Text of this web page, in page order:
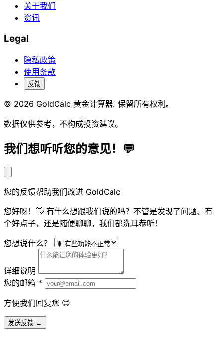
关于我们
资讯
Legal
隐私政策
使用条款
反馈
© 2026 GoldCalc 黄金计算器. 保留所有权利。
数据仅供参考，不构成投资建议。
我们想听听您的意见！💬
您的反馈帮助我们改进 GoldCalc
您好呀！👋 有什么想跟我们说的吗？不管是发现了问题、有
个好点子，还是随便聊聊，我们都洗耳恭听！
您想说什么？
详细说明
您的邮箱 *
方便我们回复您 😊
发送反馈 →